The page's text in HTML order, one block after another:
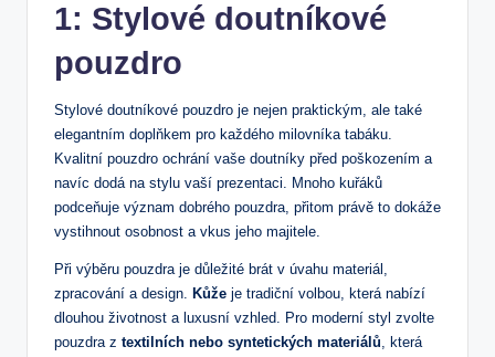
1: Stylové doutníkové
pouzdro
Stylové doutníkové pouzdro je nejen praktickým, ale také
elegantním doplňkem pro každého milovníka tabáku.
Kvalitní pouzdro ochrání vaše doutníky před poškozením a
navíc dodá na stylu vaší prezentaci. Mnoho kuřáků
podceňuje význam dobrého pouzdra, přitom právě to dokáže
vystihnout osobnost a vkus jeho majitele.
Při výběru pouzdra je důležité brát v úvahu materiál,
zpracování a design. Kůže je tradiční volbou, která nabízí
dlouhou životnost a luxusní vzhled. Pro moderní styl zvolte
pouzdra z textilních nebo syntetických materiálů, která